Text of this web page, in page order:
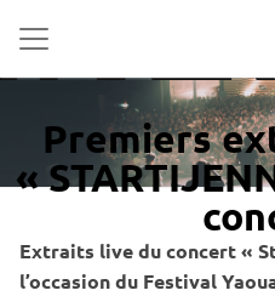
Premiers
«
Extraits live du concert «
l’occasion du Festival